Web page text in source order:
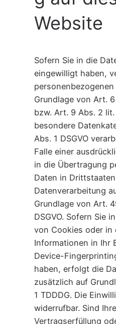
Website
Sofern Sie in die
eingewilligt haben,
Grundlage von Art.
bzw. Art. 9 Abs. 2 lit.
besondere
Abs. 1 DSGVO
Falle einer
in die Übertragung
Daten in
Datenverarbeitung
Grundlage von Art.
DSGVO. Sofern Sie
von Cookies oder in
Informationen in Ihr
Device-
haben, erfolgt die
zusätzlich auf
1 TDDDG. Die
widerrufbar. Sind
Vertragserfüllung